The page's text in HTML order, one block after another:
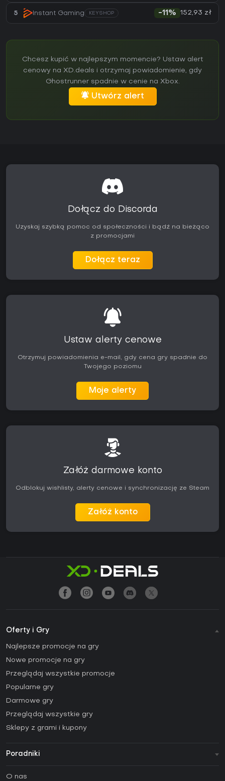
5 Instant Gaming KEYSHOP -11% 152,93 zł
Chcesz kupić w najlepszym momencie? Ustaw alert
cenowy na XD.deals i otrzymaj powiadomienie, gdy
Ghostrunner spadnie w cenie na Xbox.
Utwórz alert
Dołącz do Discorda
Uzyskaj szybką pomoc od społeczności i bądź na bieżąco
z promocjami
Dołącz teraz
Ustaw alerty cenowe
Otrzymuj powiadomienia e-mail, gdy cena gry spadnie do
Twojego poziomu
Moje alerty
Załóż darmowe konto
Odblokuj wishlisty, alerty cenowe i synchronizację ze Steam
Załóż konto
Oferty i Gry
Najlepsze promocje na gry
Nowe promocje na gry
Przeglądaj wszystkie promocje
Popularne gry
Darmowe gry
Przeglądaj wszystkie gry
Sklepy z grami i kupony
Poradniki
O nas